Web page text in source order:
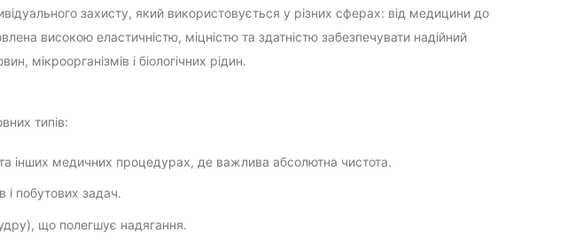
захисту, який використовується у різних сферах: від медицини до
високою еластичністю, міцністю та здатністю забезпечувати надійний
мікроорганізмів і біологічних рідин.
типів:
інших медичних процедурах, де важлива абсолютна чистота.
і побутових задач.
що полегшує надягання.